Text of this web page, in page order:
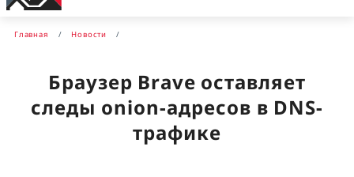
Главная Новости
Браузер Brave оставляет
следы onion-адресов в DNS-
трафике